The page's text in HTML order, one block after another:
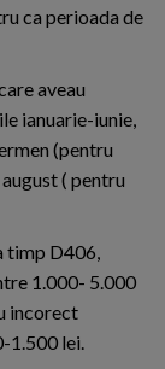
ca perioada de
aveau
ianuarie-iunie,
(pentru
( pentru
timp D406,
1.000- 5.000
incorect
1.500 lei.